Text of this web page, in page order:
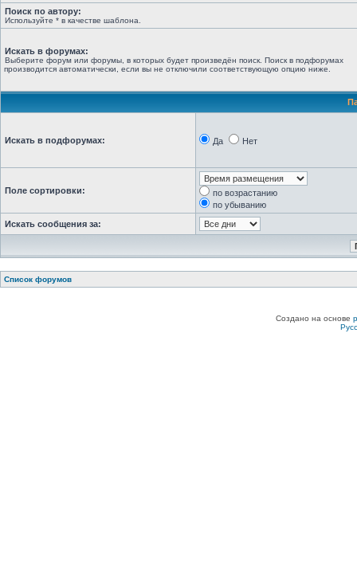
Поиск по автору:
Используйте * в качестве шаблона.
Искать в форумах:
Выберите форум или форумы, в которых будет произведён поиск. Поиск в подфорумах
производится автоматически, если вы не отключили соответствующую опцию ниже.
Искать в подфорумах: Да Нет
Поле сортировки:
по возрастанию
по убыванию
Искать сообщения за:
Список форумов
Создано на основе